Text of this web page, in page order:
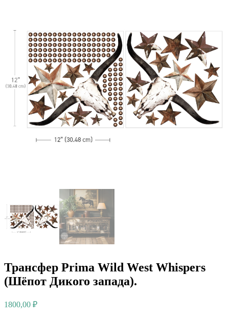
Трансфер Prima Wild West Whispers
(Шёпот Дикого запада).
1800,00 ₽